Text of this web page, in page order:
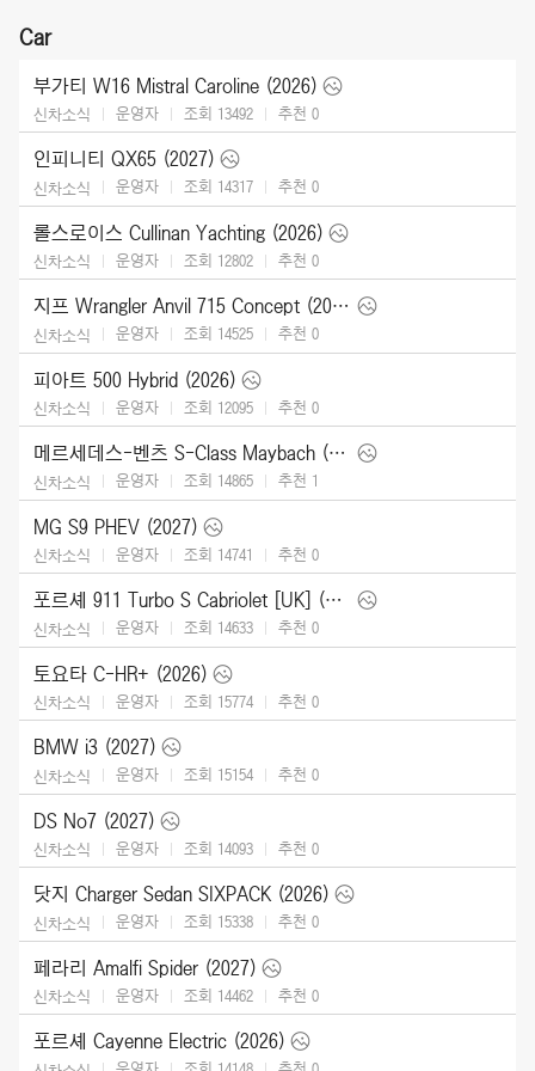
Car
부가티 W16 Mistral Caroline (2026)
신차소식 운영자 조회 13492 추천 0
인피니티 QX65 (2027)
신차소식 운영자 조회 14317 추천 0
롤스로이스 Cullinan Yachting (2026)
신차소식 운영자 조회 12802 추천 0
지프 Wrangler Anvil 715 Concept (2026)
신차소식 운영자 조회 14525 추천 0
피아트 500 Hybrid (2026)
신차소식 운영자 조회 12095 추천 0
메르세데스-벤츠 S-Class Maybach (2027)
신차소식 운영자 조회 14865 추천 1
MG S9 PHEV (2027)
신차소식 운영자 조회 14741 추천 0
포르셰 911 Turbo S Cabriolet [UK] (2026)
신차소식 운영자 조회 14633 추천 0
토요타 C-HR+ (2026)
신차소식 운영자 조회 15774 추천 0
BMW i3 (2027)
신차소식 운영자 조회 15154 추천 0
DS No7 (2027)
신차소식 운영자 조회 14093 추천 0
닷지 Charger Sedan SIXPACK (2026)
신차소식 운영자 조회 15338 추천 0
페라리 Amalfi Spider (2027)
신차소식 운영자 조회 14462 추천 0
포르셰 Cayenne Electric (2026)